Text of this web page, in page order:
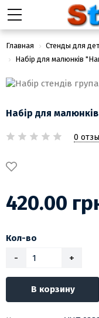
Главная
Стенды для
Набір для малюнків
Набір для
0
420.00
Кол-во
-
+
В корзину